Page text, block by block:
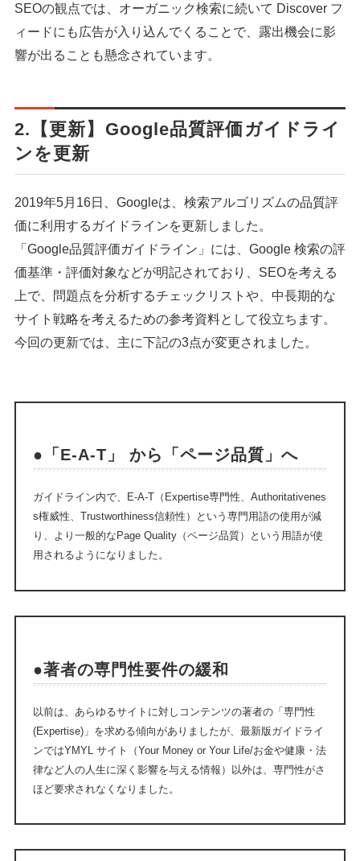
SEOの観点では、オーガニック検索に続いて Discover フ
ィードにも広告が入り込んでくることで、露出機会に影
響が出ることも懸念されています。
2.【更新】Google品質評価ガイドライ
ンを更新
2019年5月16日、Googleは、検索アルゴリズムの品質評
価に利用するガイドラインを更新しました。
「Google品質評価ガイドライン」には、Google 検索の評
価基準・評価対象などが明記されており、SEOを考える
上で、問題点を分析するチェックリストや、中長期的な
サイト戦略を考えるための参考資料として役立ちます。
今回の更新では、主に下記の3点が変更されました。
●「E-A-T」 から「ページ品質」へ
ガイドライン内で、E-A-T（Expertise専門性、Authoritativenes
s権威性、Trustworthiness信頼性）という専門用語の使用が減
り、より一般的なPage Quality（ページ品質）という用語が使
用されるようになりました。
●著者の専門性要件の緩和
以前は、あらゆるサイトに対しコンテンツの著者の「専門性
(Expertise)」を求める傾向がありましたが、最新版ガイドライ
ンではYMYL サイト（Your Money or Your Life/お金や健康・法
律など人の人生に深く影響を与える情報）以外は、専門性がさ
ほど要求されなくなりました。